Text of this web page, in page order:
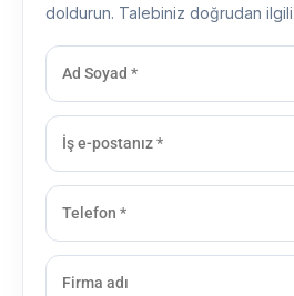
doldurun. Talebiniz doğrudan